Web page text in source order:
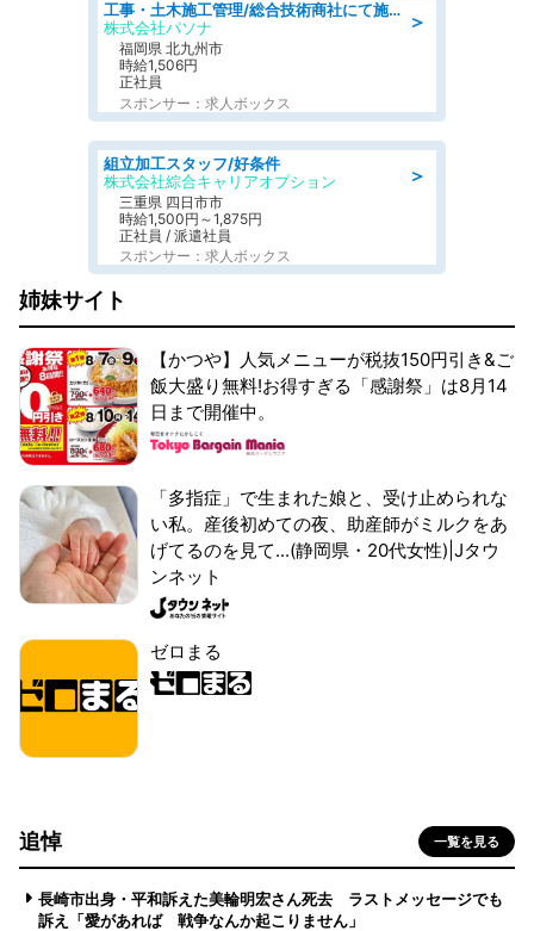
＞
工事・土木施工管理/総合技術商社にて施工管理のお仕事/即日勤務可/車通勤可/工事・土木施工管理/生産・品質管理
株式会社パソナ
福岡県 北九州市
時給1,506円
正社員
スポンサー：求人ボックス
＞
組立加工スタッフ/好条件
株式会社綜合キャリアオプション
三重県 四日市市
時給1,500円～1,875円
正社員 / 派遣社員
スポンサー：求人ボックス
姉妹サイト
【かつや】人気メニューが税抜150円引き&ご
飯大盛り無料!お得すぎる「感謝祭」は8月14
日まで開催中。
「多指症」で生まれた娘と、受け止められな
い私。産後初めての夜、助産師がミルクをあ
げてるのを見て...(静岡県・20代女性)|Jタウ
ンネット
ゼロまる
追悼 一覧を見る
長崎市出身・平和訴えた美輪明宏さん死去 ラストメッセージでも
訴え「愛があれば 戦争なんか起こりません」